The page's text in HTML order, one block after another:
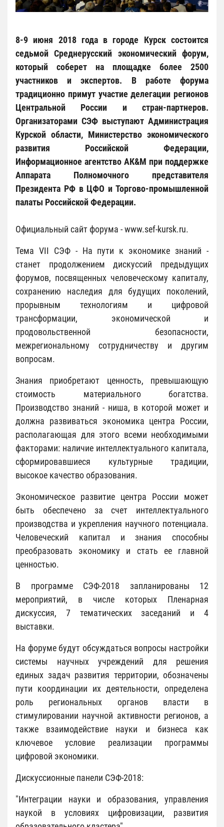
8-9 июня 2018 года в городе Курск состоится
седьмой Среднерусский экономический форум,
который соберет на площадке более 2500
участников и экспертов. В работе форума
традиционно примут участие делегации регионов
Центральной России и стран-партнеров.
Организаторами СЭФ выступают Администрация
Курской области, Министерство экономического
развития Российской Федерации,
Информационное агентство АК&М при поддержке
Аппарата Полномочного представителя
Президента РФ в ЦФО и Торгово-промышленной
палаты Российской Федерации.
Официальный сайт форума - www.sef-kursk.ru.
Тема VII СЭФ - На пути к экономике знаний -
станет продолжением дискуссий предыдущих
форумов, посвященных человеческому капиталу,
сохранению наследия для будущих поколений,
прорывным технологиям и цифровой
трансформации, экономической и
продовольственной безопасности,
межрегиональному сотрудничеству и другим
вопросам.
Знания приобретают ценность, превышающую
стоимость материального богатства.
Производство знаний - ниша, в которой может и
должна развиваться экономика центра России,
располагающая для этого всеми необходимыми
факторами: наличие интеллектуального капитала,
сформировавшиеся культурные традиции,
высокое качество образования.
Экономическое развитие центра России может
быть обеспечено за счет интеллектуального
производства и укрепления научного потенциала.
Человеческий капитал и знания способны
преобразовать экономику и стать ее главной
ценностью.
В программе СЭФ-2018 запланированы 12
мероприятий, в числе которых Пленарная
дискуссия, 7 тематических заседаний и 4
выставки.
На форуме будут обсуждаться вопросы настройки
системы научных учреждений для решения
единых задач развития территории, обозначены
пути координации их деятельности, определена
роль региональных органов власти в
стимулировании научной активности регионов, а
также взаимодействие науки и бизнеса как
ключевое условие реализации программы
цифровой экономики.
Дискуссионные панели СЭФ-2018:
"Интеграции науки и образования, управления
наукой в условиях цифровизации, развития